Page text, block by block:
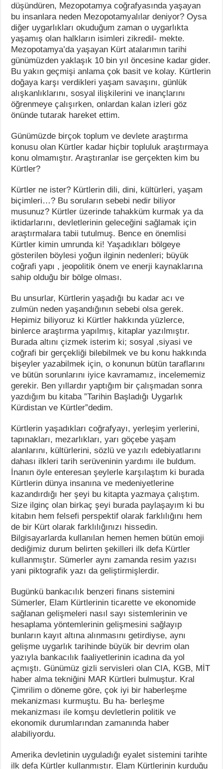
düşündüren, Mezopotamya coğrafyasında yaşayan
bu insanlara neden Mezopotamyalılar deniyor? Oysa
diğer uygarlıkları okuduğum zaman o uygarlıkta
yaşamış olan halkların isimleri zikredil- mekte.
Mezopotamya’da yaşayan Kürt atalarımın tarihi
günümüzden yaklaşık 10 bin yıl öncesine kadar gider.
Bu yakın geçmişi anlama çok basit ve kolay. Kürtlerin
doğaya karşı verdikleri yaşam savaşını, günlük
alışkanlıklarını, sosyal ilişkilerini ve inançlarını
öğrenmeye çalışırken, onlardan kalan izleri göz
önünde tutarak hareket ettim.
Günümüzde birçok toplum ve devlete araştırma
konusu olan Kürtler kadar hiçbir topluluk araştırmaya
konu olmamıştır. Araştıranlar ise gerçekten kim bu
Kürtler?
Kürtler ne ister? Kürtlerin dili, dini, kültürleri, yaşam
biçimleri…? Bu soruların sebebi nedir biliyor
musunuz? Kürtler üzerinde tahakküm kurmak ya da
iktidarlarını, devletlerinin geleceğini sağlamak için
araştırmalara tabii tutulmuş. Bence en önemlisi
Kürtler kimin umrunda ki! Yaşadıkları bölgeye
gösterilen böylesi yoğun ilginin nedenleri; büyük
coğrafi yapı , jeopolitik önem ve enerji kaynaklarına
sahip olduğu bir bölge olması.
Bu unsurlar, Kürtlerin yaşadığı bu kadar acı ve
zulmün neden yaşandığının sebebi olsa gerek.
Hepimiz biliyoruz ki Kürtler hakkında yüzlerce,
binlerce araştırma yapılmış, kitaplar yazılmıştır.
Burada altını çizmek isterim ki; sosyal ,siyasi ve
coğrafi bir gerçekliği bilebilmek ve bu konu hakkında
bişeyler yazabilmek için, o konunun bütün taraflarını
ve bütün sorunlarını iyice kavramamız, incelememiz
gerekir. Ben yıllardır yaptığım bir çalışmadan sonra
yazdığım bu kitaba ”Tarihin Başladığı Uygarlık
Kürdistan ve Kürtler”dedim.
Kürtlerin yaşadıkları coğrafyayı, yerleşim yerlerini,
tapınakları, mezarlıkları, yarı göçebe yaşam
alanlarını, kültürlerini, sözlü ve yazılı edebiyatlarını
dahası ilkleri tarih serüveninin yardımı ile buldum.
İnanın öyle enteresan şeylerle karşılaştım ki burada
Kürtlerin dünya insanına ve medeniyetlerine
kazandırdığı her şeyi bu kitapta yazmaya çalıştım.
Size ilginç olan birkaç şeyi burada paylaşayım ki bu
kitabın hem felsefi perspektif olarak farklılığını hem
de bir Kürt olarak farklılığınızı hissedin.
Bilgisayarlarda kullanılan hemen hemen bütün emoji
dediğimiz durum belirten şekilleri ilk defa Kürtler
kullanmıştır. Sümerler aynı zamanda resim yazısı
yani piktografik yazı da geliştirmişlerdir.
Bugünkü bankacılık benzeri finans sistemini
Sümerler, Elam Kürtlerinin ticarette ve ekonomide
sağlanan gelişmeleri nasıl sayı sistemlerinin ve
hesaplama yöntemlerinin gelişmesini sağlayıp
bunların kayıt altına alınmasını getirdiyse, aynı
gelişme uygarlık tarihinde büyük bir devrim olan
yazıyla bankacılık faaliyetlerinin icadına da yol
açmıştı. Günümüz gizli servisleri olan CIA, KGB, MİT
haber alma tekniğini MAR Kürtleri bulmuştur. Kral
Çimrilim o döneme göre, çok iyi bir haberleşme
mekanizması kurmuştu. Bu ha- berleşme
mekanizması ile komşu devletlerin politik ve
ekonomik durumlarından zamanında haber
alabiliyordu.
Amerika devletinin uyguladığı eyalet sistemini tarihte
ilk defa Kürtler kullanmıştır. Elam Kürtlerinin kurduğu